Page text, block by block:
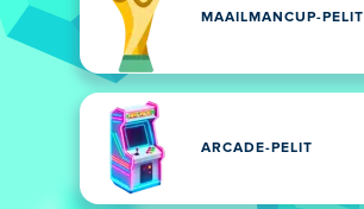
MAAILMANCUP-PELIT
ARCADE-PELIT